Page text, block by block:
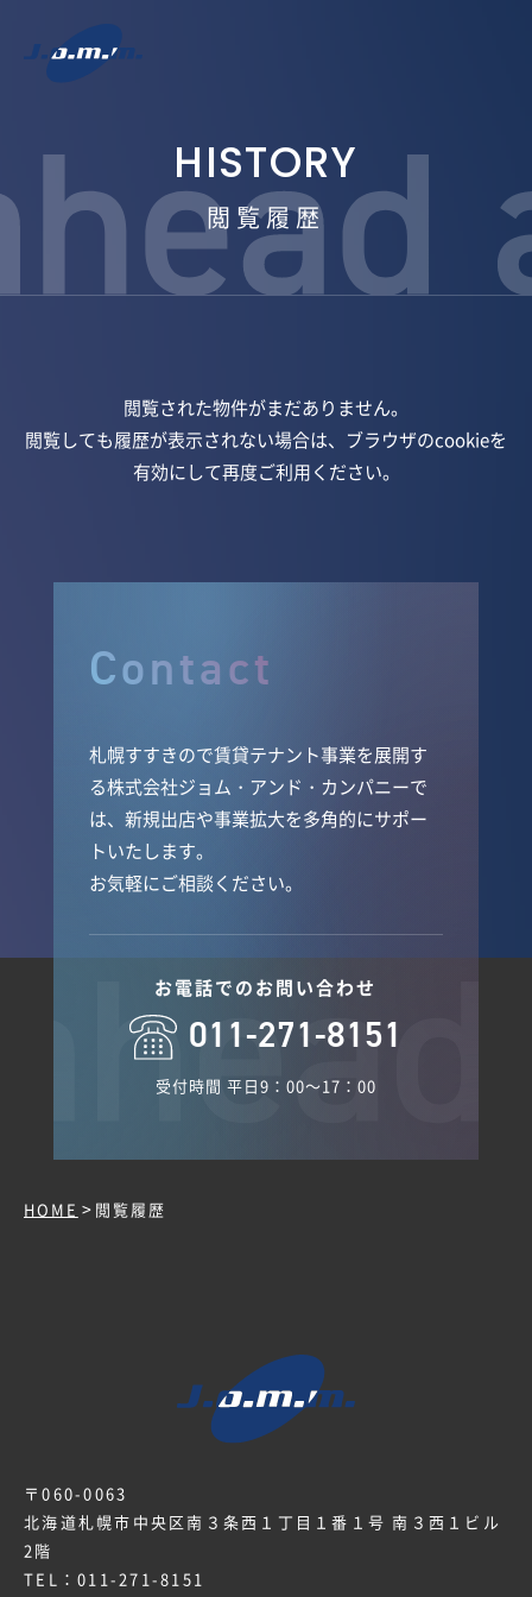
閲覧履歴
閲覧された物件がまだありません。
閲覧しても履歴が表示されない場合は、ブラウザのcookieを
有効にして再度ご利用ください。
Contact
札幌すすきので賃貸テナント事業を展開す
る株式会社ジョム・アンド・カンパニーで
は、新規出店や事業拡大を多角的にサポー
トいたします。
お気軽にご相談ください。
お電話でのお問い合わせ
011-271-8151
受付時間 平日9：00～17：00
HOME > 閲覧履歴
〒060-0063
北海道札幌市中央区南３条西１丁目１番１号 南３西１ビル
2階
TEL： 011-271-8151